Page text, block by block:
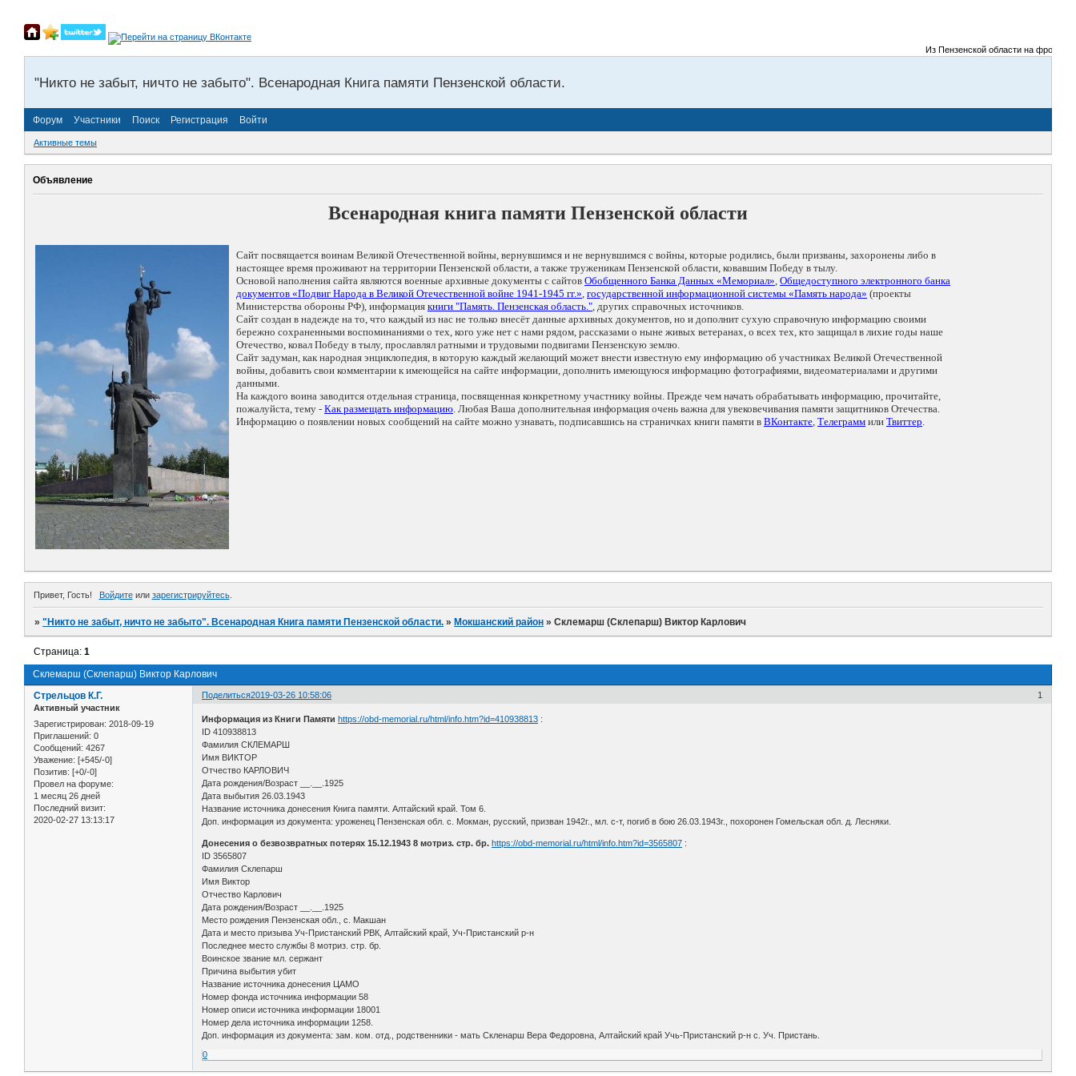
Из Пензенской области на фронты
"Никто не забыт, ничто не забыто". Всенародная Книга памяти Пензенской области.
Форум Участники Поиск Регистрация Войти
Активные темы
Объявление
Всенародная книга памяти Пензенской области
Сайт посвящается воинам Великой Отечественной войны, вернувшимся и не вернувшимся с войны, которые родились, были призваны, захоронены либо в
настоящее время проживают на территории Пензенской области, а также труженикам Пензенской области, ковавшим Победу в тылу.
Основой наполнения сайта являются военные архивные документы с сайтов Обобщенного Банка Данных «Мемориал», Общедоступного электронного банка
документов «Подвиг Народа в Великой Отечественной войне 1941-1945 гг.», государственной информационной системы «Память народа» (проекты
Министерства обороны РФ), информация книги "Память. Пензенская область.", других справочных источников.
Сайт создан в надежде на то, что каждый из нас не только внесёт данные архивных документов, но и дополнит сухую справочную информацию своими
бережно сохраненными воспоминаниями о тех, кого уже нет с нами рядом, рассказами о ныне живых ветеранах, о всех тех, кто защищал в лихие годы наше
Отечество, ковал Победу в тылу, прославлял ратными и трудовыми подвигами Пензенскую землю.
Сайт задуман, как народная энциклопедия, в которую каждый желающий может внести известную ему информацию об участниках Великой Отечественной
войны, добавить свои комментарии к имеющейся на сайте информации, дополнить имеющуюся информацию фотографиями, видеоматериалами и другими
данными.
На каждого воина заводится отдельная страница, посвященная конкретному участнику войны. Прежде чем начать обрабатывать информацию, прочитайте,
пожалуйста, тему - Как размещать информацию. Любая Ваша дополнительная информация очень важна для увековечивания памяти защитников Отечества.
Информацию о появлении новых сообщений на сайте можно узнавать, подписавшись на страничках книги памяти в ВКонтакте, Телеграмм или Твиттер.
Привет, Гость! Войдитеили зарегистрируйтесь.
»"Никто не забыт, ничто не забыто". Всенародная Книга памяти Пензенской области. » Мокшанский район »Склемарш (Склепарш) Виктор Карлович
Склемарш (Склепарш) Виктор Карлович
Страница:1
Поделиться 1
2019-03-26 10:58:06
Стрельцов К.Г.
Активный участник
Зарегистрирован: 2018-09-19
Приглашений: 0
Сообщений: 4267
Уважение: [+545/-0]
Позитив: [+0/-0]
Провел на форуме:
1 месяц 26 дней
Последний визит:
2020-02-27 13:13:17
Информация из Книги Памяти https://obd-memorial.ru/html/info.htm?id=410938813 :
ID 410938813
Фамилия СКЛЕМАРШ
Имя ВИКТОР
Отчество КАРЛОВИЧ
Дата рождения/Возраст __.__.1925
Дата выбытия 26.03.1943
Название источника донесения Книга памяти. Алтайский край. Том 6.
Доп. информация из документа: уроженец Пензенская обл. с. Мокман, русский, призван 1942г., мл. с-т, погиб в бою 26.03.1943г., похоронен Гомельская обл. д. Лесняки.
Донесения о безвозвратных потерях 15.12.1943 8 мотриз. стр. бр. https://obd-memorial.ru/html/info.htm?id=3565807 :
ID 3565807
Фамилия Склепарш
Имя Виктор
Отчество Карлович
Дата рождения/Возраст __.__.1925
Место рождения Пензенская обл., с. Макшан
Дата и место призыва Уч-Пристанский РВК, Алтайский край, Уч-Пристанский р-н
Последнее место службы 8 мотриз. стр. бр.
Воинское звание мл. сержант
Причина выбытия убит
Название источника донесения ЦАМО
Номер фонда источника информации 58
Номер описи источника информации 18001
Номер дела источника информации 1258.
Доп. информация из документа: зам. ком. отд., родственники - мать Скленарш Вера Федоровна, Алтайский край Учь-Пристанский р-н с. Уч. Пристань.
0